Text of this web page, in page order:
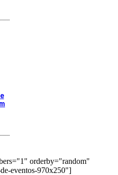
orderby="random"
eventos-970x250"]